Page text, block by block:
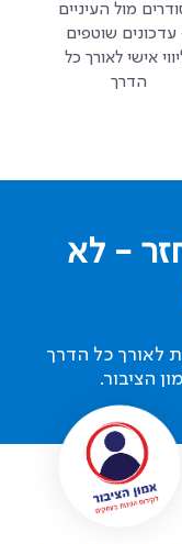
מול העיניים
עדכונים שוטפים
אישי לאורך כל
הדרך
- לא
לאורך כל הדרך
הציבור.